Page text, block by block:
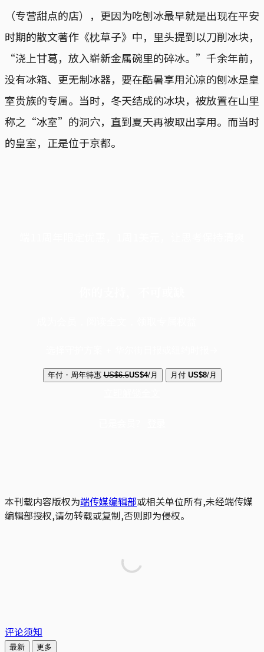
（专营甜点的店），更因为吃刨冰最早就是出现在平安
时期的散文著作《枕草子》中，里头提到以刀削冰块，
“浇上甘葛，放入崭新金属碗里的碎冰。”千余年前，
没有冰箱、更无制冰器，要在酷暑享用沁凉的刨冰是皇
室贵族的专属。当时，冬天结成的冰块，被放置在山里
称之“冰室”的洞穴，直到夏天再被取出享用。而当时
的皇室，正是位于京都。
年付・周年特惠 US$6.5US$4/月 月付 US$8/月
本刊载内容版权为端传媒编辑部或相关单位所有,未经端传媒
编辑部授权,请勿转载或复制,否则即为侵权。
评论须知
最新 更多